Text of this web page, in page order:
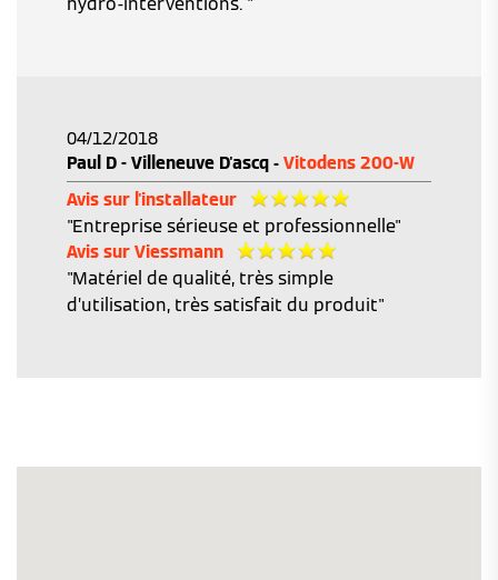
04/12/2018
Paul D - Villeneuve D'ascq - Vitodens 200-W
Avis sur l'installateur
"Entreprise sérieuse et professionnelle"
Avis sur Viessmann
"Matériel de qualité, très simple
d’utilisation, très satisfait du produit"